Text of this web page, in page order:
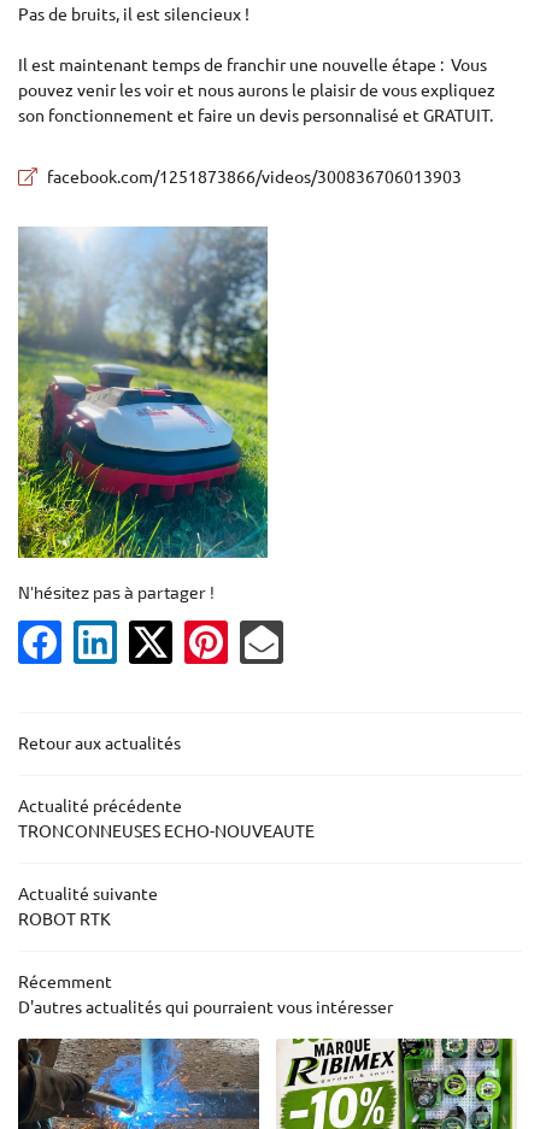
ACCUEIL
DE TONTE
PRODUITS
CATALOGUE
ACTUALITÉS
Pas de bruits, il est silencieux !
Il est maintenant temps de franchir une nouvelle étape : Vous
pouvez venir les voir et nous aurons le plaisir de vous expliquez
son fonctionnement et faire un devis personnalisé et GRATUIT.
facebook.com/1251873866/videos/300836706013903
N'hésitez pas à partager !
Retour aux actualités
Actualité précédente
TRONCONNEUSES ECHO-NOUVEAUTE
Actualité suivante
ROBOT RTK
Récemment
D'autres actualités qui pourraient vous intéresser